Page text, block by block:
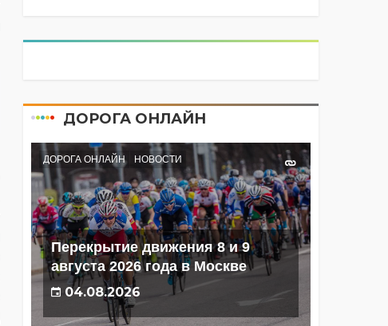
ДОРОГА ОНЛАЙН
ДОРОГА ОНЛАЙН НОВОСТИ
Перекрытие движения 8 и 9
августа 2026 года в Москве
04.08.2026